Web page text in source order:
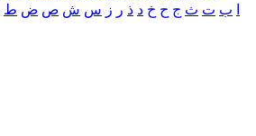
ب ت ث ج ح خ د ذ ر ز س ش ص ض ط